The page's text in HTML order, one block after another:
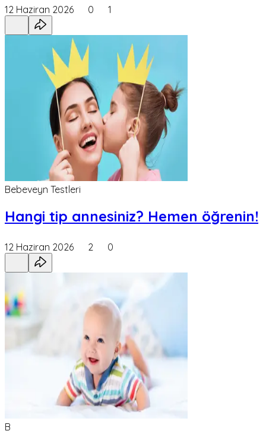
12 Haziran 2026 0 1
Bebeveyn Testleri
Hangi tip annesiniz? Hemen öğrenin!
12 Haziran 2026 2 0
B